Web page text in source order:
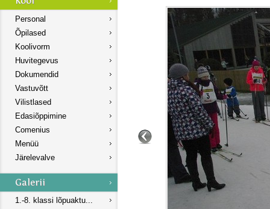
Personal
Õpilased
Koolivorm
Huvitegevus
Dokumendid
Vastuvõtt
Vilistlased
Edasiõppimine
Comenius
Menüü
Järelevalve
1.-8. klassi lõpuaktu...